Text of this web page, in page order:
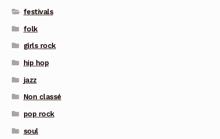
festivals
folk
girls rock
hip hop
jazz
Non classé
pop rock
soul